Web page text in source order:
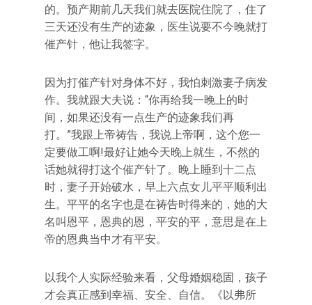
的。预产期前几天我们就去医院住院了，住了
三天还没有生产的迹象，医生说要不今晚就打
催产针，他让我签字。
因为打催产针对身体不好，我怕刺激妻子病发
作。我就跟大夫说：“你再给我一晚上的时
间，如果还没有一点生产的迹象我们再
打。”我跟上帝祷告，我说上帝啊，这个您一
定要做工啊!最好让她今天晚上就生，不然的
话她就得打这个催产针了。晚上睡到十二点
时，妻子开始破水，早上六点女儿平平顺利出
生。平平的名字也是在祷告时得来的，她的大
名叫恩平，恩典的恩，平安的平，意思是在上
帝的恩典当中才有平安。
以我个人实际经验来看，父母婚姻稳固，孩子
才会真正感到幸福、安全、自信。《以弗所